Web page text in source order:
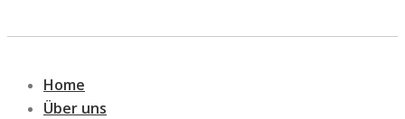
contentHome
Über uns